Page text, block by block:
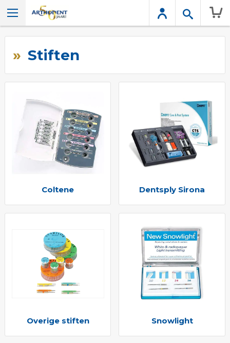
Stiften
Coltene Dentsply Sirona
Overige stiften Snowlight